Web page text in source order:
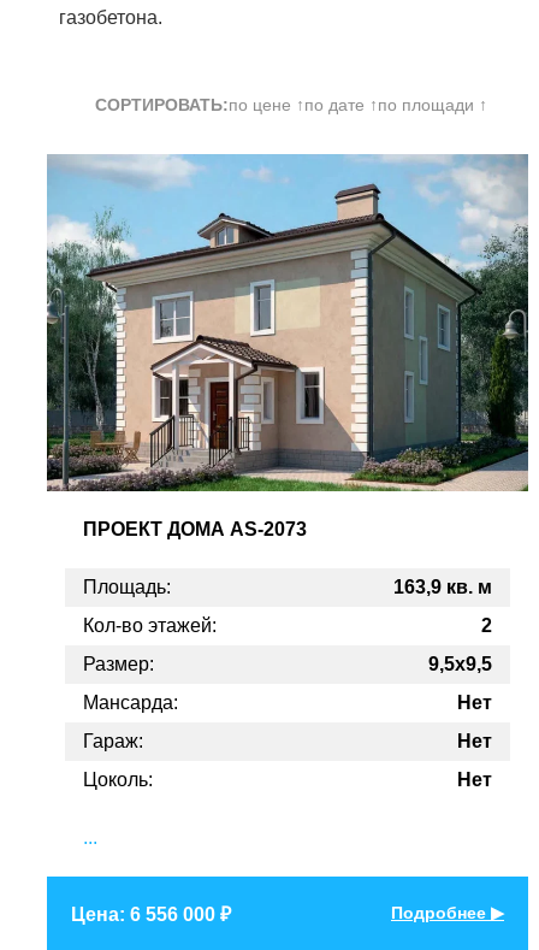
газобетона.
СОРТИРОВАТЬ:по цене ↑по дате ↑по площади ↑
ПРОЕКТ ДОМА AS-2073
Площадь:
163,9 кв. м
Кол-во этажей:
2
Размер:
9,5x9,5
Мансарда:
Нет
Гараж:
Нет
Цоколь:
Нет
...
Цена: 6 556 000 ₽ Подробнее ▶